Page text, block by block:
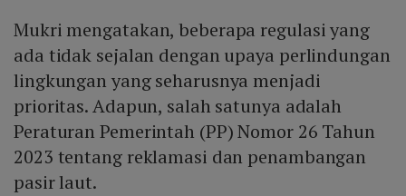
Mukri mengatakan, beberapa regulasi yang
ada tidak sejalan dengan upaya perlindungan
lingkungan yang seharusnya menjadi
prioritas. Adapun, salah satunya adalah
Peraturan Pemerintah (PP) Nomor 26 Tahun
2023 tentang reklamasi dan penambangan
pasir laut.